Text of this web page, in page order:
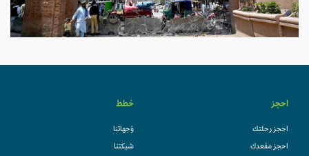
احجز
احجز رحلتك
احجز مقعدك
خطط
وُجهاتنا
شبكتنا